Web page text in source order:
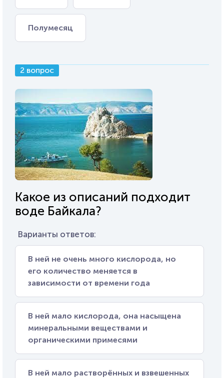
Полумесяц
2 вопрос
Какое из описаний подходит
воде Байкала?
Варианты ответов:
В ней не очень много кислорода, но
его количество меняется в
зависимости от времени года
В ней мало кислорода, она насыщена
минеральными веществами и
органическими примесями
В ней мало растворённых и взвешенных